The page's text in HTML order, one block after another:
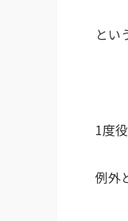
とい
1度
例外